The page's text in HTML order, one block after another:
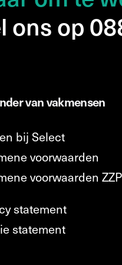
ons op
van vakmensen
bij Select
voorwaarden
voorwaarden ZZP
statement
statement